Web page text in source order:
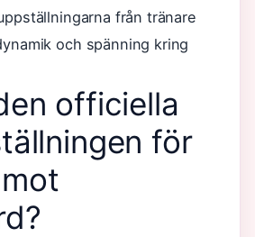
från tränare
och spänning kring
officiella
för